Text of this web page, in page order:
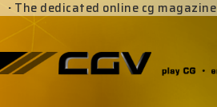
· The dedicated online cg magazine